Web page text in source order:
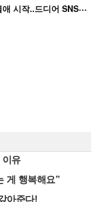
'
흑백' 김도윤♥배우 김서연, 4년만 공개열애 시작..드디어 SNS에 노출 [핫피...